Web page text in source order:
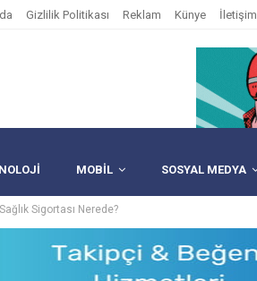
Gizlilik Politikası Reklam Künye İletişim
MOBIL SOSYAL MEDYA
Sigortası Nerede?